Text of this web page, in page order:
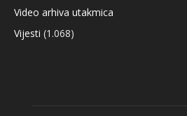
Video arhiva utakmica
Vijesti (1.068)